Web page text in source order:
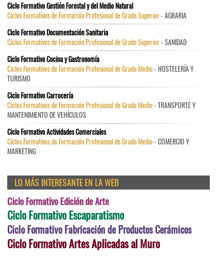
Ciclo Formativo Gestión Forestal y del Medio Natural
Ciclos Formativos de Formación Profesional de Grado Superior- AGRARIA
Ciclo Formativo Documentación Sanitaria
Ciclos Formativos de Formación Profesional de Grado Superior- SANIDAD
Ciclo Formativo Cocina y Gastronomía
Ciclos Formativos de Formación Profesional de Grado Medio- HOSTELERÍA Y
TURISMO
Ciclo Formativo Carrocería
Ciclos Formativos de Formación Profesional de Grado Medio- TRANSPORTE Y
MANTENIMIENTO DE VEHÍCULOS
Ciclo Formativo Actividades Comerciales
Ciclos Formativos de Formación Profesional de Grado Medio- COMERCIO Y
MARKETING
LO MÁS INTERESANTE EN LA WEB
Ciclo Formativo Edición de Arte
Ciclo Formativo Escaparatismo
Ciclo Formativo Fabricación de Productos Cerámicos
Ciclo Formativo Artes Aplicadas al Muro